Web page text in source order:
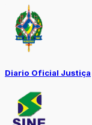
Diario Oficial Justiça